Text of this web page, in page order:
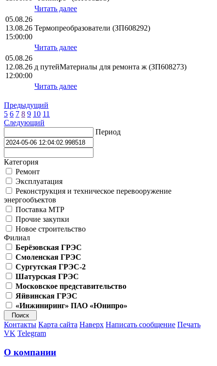
Читать далее
05.08.26
13.08.26
15:00:00
Термопреобразователи (ЗП608292)
Читать далее
05.08.26
12.08.26
12:00:00
д путейМатериалы для ремонта ж (ЗП608273)
Читать далее
Предыдущий
5 6 7 8 9 10 11
Следующий
Период
Категория
Ремонт
Эксплуатация
Реконструкция и техническое перевооружение
энергообъектов
Поставка МТР
Прочие закупки
Новое строительство
Филиал
Берёзовская ГРЭС
Смоленская ГРЭС
Сургутская ГРЭС-2
Шатурская ГРЭС
Московское представительство
Яйвинская ГРЭС
«Инжиниринг» ПАО «Юнипро»
Контакты Карта сайта Наверх Написать сообщение Печать
VK Telegram
О компании